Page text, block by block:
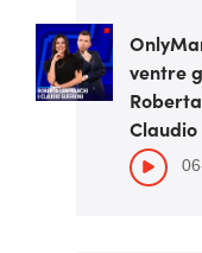
ventre